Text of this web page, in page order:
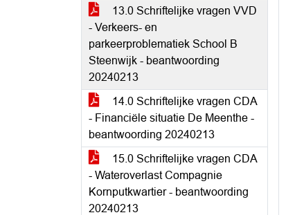
13.0 Schriftelijke vragen VVD
- Verkeers- en
parkeerproblematiek School B
Steenwijk - beantwoording
20240213
14.0 Schriftelijke vragen CDA
- Financiële situatie De Meenthe -
beantwoording 20240213
15.0 Schriftelijke vragen CDA
- Wateroverlast Compagnie
Kornputkwartier - beantwoording
20240213